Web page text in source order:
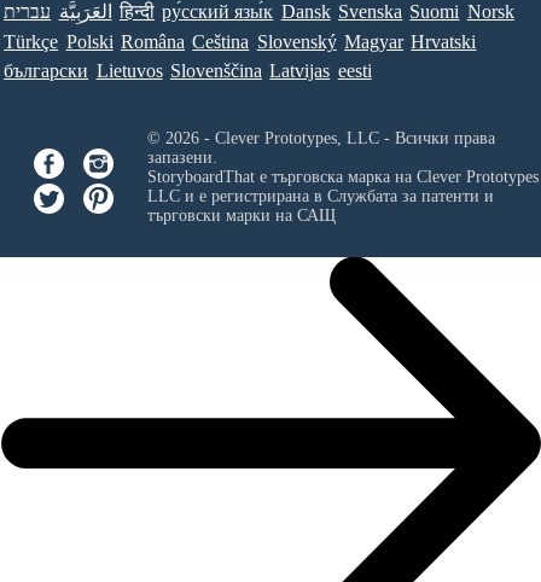
עברית العَرَبِيَّة हिन्दी ру́сский язы́к Dansk Svenska Suomi Norsk
Türkçe Polski Româna Ceština Slovenský Magyar Hrvatski
български Lietuvos Slovenščina Latvijas eesti
© 2026 - Clever Prototypes, LLC - Всички права
запазени.
StoryboardThat е търговска марка на Clever
LLCи е регистрирана в Службата за патенти и
търговски марки на САЩ